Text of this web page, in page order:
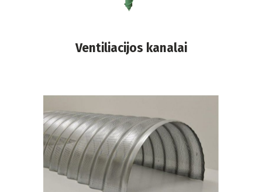
Ventiliacijos kanalai